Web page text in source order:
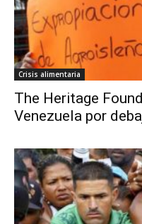
Crisis alimentaria
The Heritage
Venezuela por